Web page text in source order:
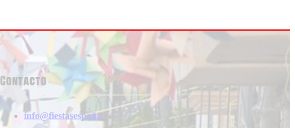
Contacto
info@fiestasespaña